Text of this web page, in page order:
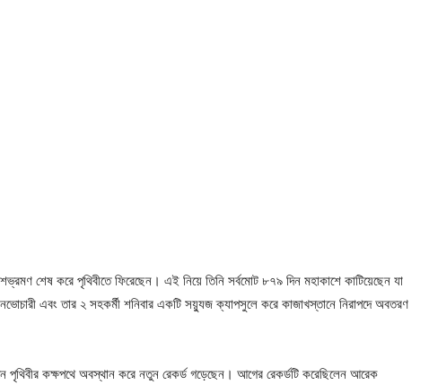
শেষ করে পৃথিবীতে ফিরেছেন। এই নিয়ে তিনি সর্বমােট ৮৭৯ দিন মহাকাশে কাটিয়েছেন যা
এবং তার ২ সহকর্মী শনিবার একটি সয়্যুজ ক্যাপসুলে করে কাজাখস্তানে নিরাপদে অবতরণ
পৃথিবীর কক্ষপথে অবস্থান করে নতুন রেকর্ড গড়েছেন। আগের রেকর্ডটি করেছিলেন আরেক